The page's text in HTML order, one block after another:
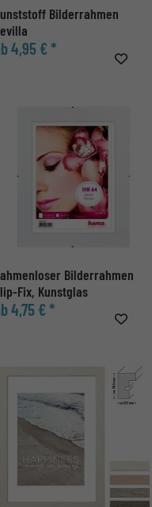
Bilderrahmen
4,95 € *
Bilderrahmen
Fix, Kunstglas
4,75 € *